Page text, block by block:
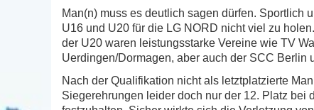
Man(n) muss es deutlich sagen dürfen. Sportlich
U16 und U20 für die LG NORD nicht viel zu
der U20 waren leistungsstarke Vereine wie TV
Uerdingen/Dormagen, aber auch der SCC Berlin
Nach der Qualifikation nicht als letztplatzierte
Siegerehrungen leider doch nur der 12. Platz bei